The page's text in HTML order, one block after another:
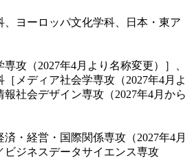
、ヨーロッパ文化学科、日本・東ア
攻（2027年4月より名称変更）］、
［メディア社会学専攻（2027年4月よ
報社会デザイン専攻（2027年4月から
済・経営・国際関係専攻（2027年4月
ビジネスデータサイエンス専攻